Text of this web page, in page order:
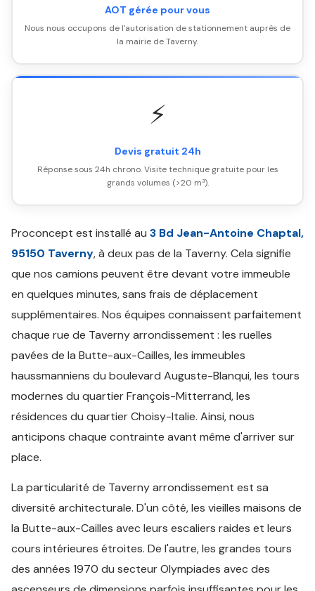
AOT gérée pour vous
Nous nous occupons de l'autorisation de stationnement auprès de
la mairie de Taverny.
⚡
Devis gratuit 24h
Réponse sous 24h chrono. Visite technique gratuite pour les
grands volumes (>20 m³).
Proconcept est installé au 3 Bd Jean-Antoine Chaptal,
95150 Taverny, à deux pas de la Taverny. Cela signifie
que nos camions peuvent être devant votre immeuble
en quelques minutes, sans frais de déplacement
supplémentaires. Nos équipes connaissent parfaitement
chaque rue de Taverny arrondissement : les ruelles
pavées de la Butte-aux-Cailles, les immeubles
haussmanniens du boulevard Auguste-Blanqui, les tours
modernes du quartier François-Mitterrand, les
résidences du quartier Choisy-Italie. Ainsi, nous
anticipons chaque contrainte avant même d'arriver sur
place.
La particularité de Taverny arrondissement est sa
diversité architecturale. D'un côté, les vieilles maisons de
la Butte-aux-Cailles avec leurs escaliers raides et leurs
cours intérieures étroites. De l'autre, les grandes tours
des années 1970 du secteur Olympiades avec des